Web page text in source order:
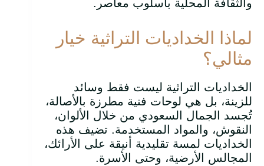
والثقافة المحلية بأسلوب معاصر.
لماذا الخداديات التراثية خيار
مثالي؟
الخداديات التراثية ليست فقط وسائد
للزينة، بل هي لوحات فنية مطرزة بالأصالة،
تُجسد الجمال السعودي من خلال الألوان،
النقوش، والمواد المستخدمة. تضيف هذه
الخداديات لمسة تقليدية أنيقة على الأرائك،
المجالس الأرضية، وحتى الأسرة.